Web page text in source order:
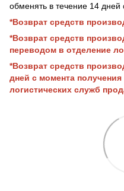
обменять в течение 14 дней
*Возврат средств
*Возврат средств
переводом в отделение
*Возврат средств
дней с момента
логистических служб